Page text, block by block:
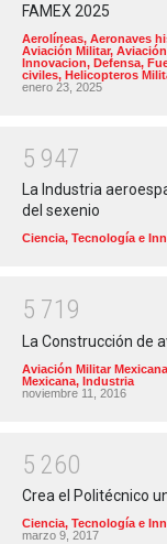
FAMEX 2025
Aerolíneas, Aeronaves
Aviación Militar,
Innovacion, Defensa,
civiles, Helicopteros
enero 23, 2025
5 947
La Industria
del sexenio
Ciencia, Tecnología e
5 71 9
La Construcción de
Aviación Militar Mexicana
Mexicana, Industria
noviembre 11, 2016
5 260
Crea el Politécnico
Ciencia, Tecnología e
marzo 9, 2017